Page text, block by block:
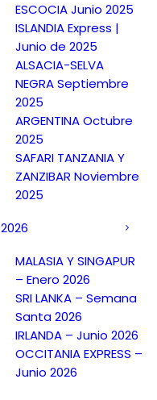
ESCOCIA Junio 2025
ISLANDIA Express |
Junio de 2025
ALSACIA-SELVA
NEGRA Septiembre
2025
ARGENTINA Octubre
2025
SAFARI TANZANIA Y
ZANZIBAR Noviembre
2025
2026
MALASIA Y SINGAPUR
– Enero 2026
SRI LANKA – Semana
Santa 2026
IRLANDA – Junio 2026
OCCITANIA EXPRESS –
Junio 2026